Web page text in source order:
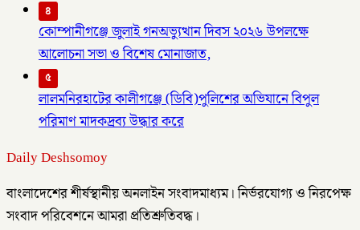
৪
কোম্পানীগঞ্জে জুলাই গনঅভ্যুত্থান দিবস ২০২৬ উপলক্ষে
আলোচনা সভা ও বিশেষ মোনাজাত,
৫
লালমনিরহাটের কালীগঞ্জে (ডিবি)পুলিশের অভিযানে বিপুল
পরিমাণ মাদকদ্রব্য উদ্ধার করে
Daily Deshsomoy
বাংলাদেশের শীর্ষস্থানীয় অনলাইন সংবাদমাধ্যম। নির্ভরযোগ্য ও নিরপেক্ষ
সংবাদ পরিবেশনে আমরা প্রতিশ্রুতিবদ্ধ।